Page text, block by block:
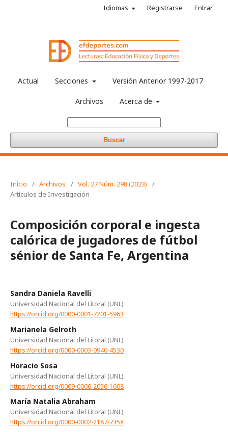
Actual Secciones Versión Anterior 1997-2017
Archivos Acerca de
Buscar
Idiomas Registrarse Entrar
Inicio / Archivos / Vol. 27 Núm. 298 (2023)
/
Artículos de Investigación
Composición corporal e ingesta
calórica de jugadores de fútbol
sénior de Santa Fe, Argentina
Sandra Daniela Ravelli
Universidad Nacional del Litoral (UNL)
https://orcid.org/0000-0001-7201-5963
Marianela Gelroth
Universidad Nacional del Litoral (UNL)
https://orcid.org/0000-0003-0940-4530
Horacio Sosa
Universidad Nacional del Litoral (UNL)
https://orcid.org/0009-0006-2056-1608
María Natalia Abraham
Universidad Nacional del Litoral (UNL)
https://orcid.org/0000-0002-2187-735X